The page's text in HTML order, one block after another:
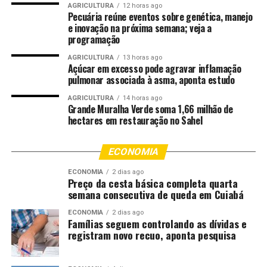
O Brasil tem uma percepção externa, como avaliamos na
pesquisa Marca Brasil em 26 países, com 470 mil
entrevistas, e 26 estados brasileiros, positiva para os
valores de natureza, povo e afetividade, turismo e
alimentos e um agro já percebido. A reunião desses
quatro elementos, dessas quatro alas da nossa escola de
samba, precisam estar integrados na mesma melodia.
Sem uma regência, sem uma ordem harmônica não
teremos o progresso merecido e na velocidade
Estamos numa competição global plena de incertezas e
desafios e numa evidente guerra midiática, de
propaganda, num burburinho geopolítico, conflitos de
egos. Se pudéssemos ouvir o som da terra com certeza
não escutaríamos uma sinfonia e sim uma cacofonia.
Desta forma, quando compreendemos que o
agronegócio brasileiro se transformou num concorrente
AGRICULTURA 12 horas ago
Pecuária reúne eventos sobre genética, manejo
e inovação na próxima semana; veja a
programação
AGRICULTURA 13 horas ago
Açúcar em excesso pode agravar inflamação
pulmonar associada à asma, aponta estudo
AGRICULTURA 14 horas ago
Grande Muralha Verde soma 1,66 milhão de
hectares em restauração no Sahel
ECONOMIA
ECONOMIA 2 dias ago
Preço da cesta básica completa quarta
semana consecutiva de queda em Cuiabá
ECONOMIA 2 dias ago
Famílias seguem controlando as dívidas e
registram novo recuo, aponta pesquisa